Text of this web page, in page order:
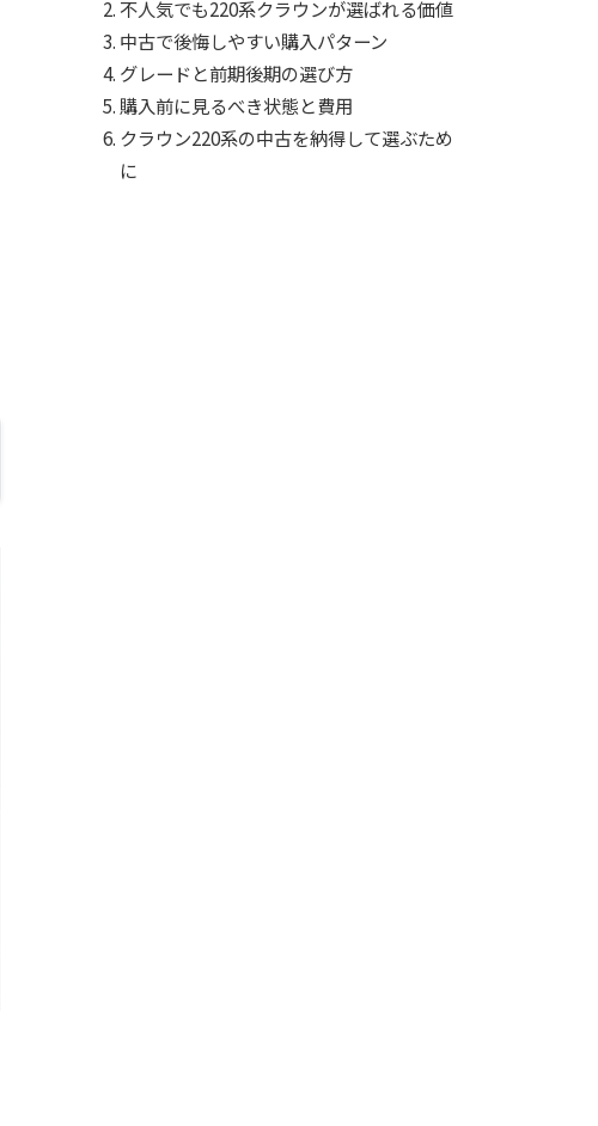
不人気でも220系クラウンが選ばれる価値
中古で後悔しやすい購入パターン
グレードと前期後期の選び方
購入前に見るべき状態と費用
クラウン220系の中古を納得して選ぶため
に